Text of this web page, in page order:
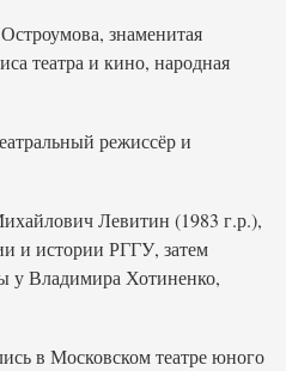
знаменитая
театра и кино, народная
режиссёр и
Левитин (1983 г.р.),
и истории РГГУ, затем
у Владимира Хотиненко,
в Московском театре юного